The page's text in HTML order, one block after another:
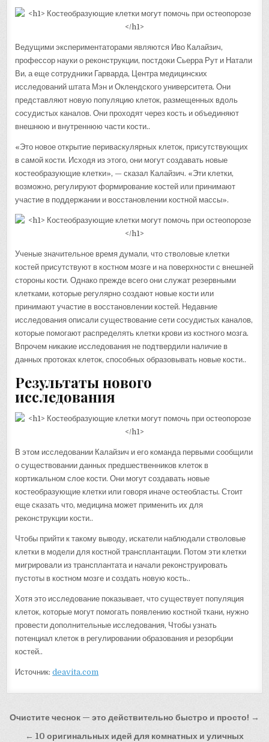
Ведущими экспериментаторами являются Иво Калайзич,
профессор науки о реконструкции, постдоки Сьерра Рут и Натали
Ви, а еще сотрудники Гарварда, Центра медицинских
исследований штата Мэн и Оклендского университета. Они
представляют новую популяцию клеток, размещенных вдоль
сосудистых каналов. Они проходят через кость и объединяют
внешнюю и внутреннюю части кости..
«Это новое открытие периваскулярных клеток, присутствующих
в самой кости. Исходя из этого, они могут создавать новые
костеобразующие клетки», — сказал Калайзич. «Эти клетки,
возможно, регулируют формирование костей или принимают
участие в поддержании и восстановлении костной массы».
Ученые значительное время думали, что стволовые клетки
костей присутствуют в костном мозге и на поверхности с внешней
стороны кости. Однако прежде всего они служат резервными
клетками, которые регулярно создают новые кости или
принимают участие в восстановлении костей. Недавние
исследования описали существование сети сосудистых каналов,
которые помогают распределять клетки крови из костного мозга.
Впрочем никакие исследования не подтвердили наличие в
данных протоках клеток, способных образовывать новые кости..
Результаты нового
исследования
В этом исследовании Калайзич и его команда первыми сообщили
о существовании данных предшественников клеток в
кортикальном слое кости. Они могут создавать новые
костеобразующие клетки или говоря иначе остеобласты. Стоит
еще сказать что, медицина может применить их для
реконструкции кости..
Чтобы прийти к такому выводу, искатели наблюдали стволовые
клетки в модели для костной трансплантации. Потом эти клетки
мигрировали из трансплантата и начали реконструировать
пустоты в костном мозге и создать новую кость..
Хотя это исследование показывает, что существует популяция
клеток, которые могут помогать появлению костной ткани, нужно
провести дополнительные исследования, Чтобы узнать
потенциал клеток в регулировании образования и резорбции
костей..
Источник:deavita.com
Навигация
Очистите чеснок — это действительно быстро и просто! →
← 10 оригинальных идей для комнатных и уличных